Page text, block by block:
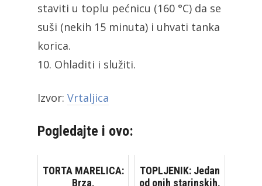
staviti u toplu pećnicu (160 °C) da se
suši (nekih 15 minuta) i uhvati tanka
korica.
10. Ohladiti i služiti.
Izvor: Vrtaljica
Pogledajte i ovo:
TORTA MARELICA:
Brza,
TOPLJENIK: Jedan
od onih starinskih,